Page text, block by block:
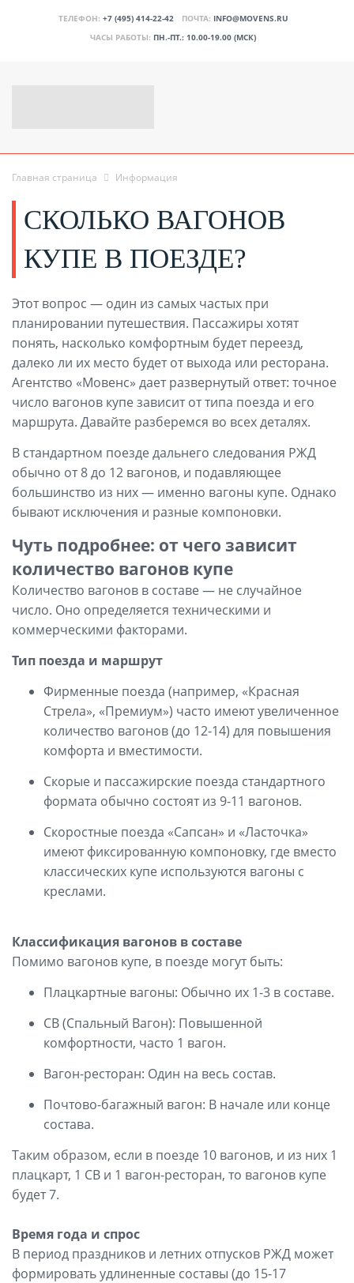
ТЕЛЕФОН: +7 (495) 414-22-42 ПОЧТА: INFO@MOVENS.RU
ЧАСЫ РАБОТЫ: ПН.-ПТ.: 10.00-19.00 (МСК)
Главная страница Информация
СКОЛЬКО ВАГОНОВ
КУПЕ В ПОЕЗДЕ?
Этот вопрос — один из самых частых при
планировании путешествия. Пассажиры хотят
понять, насколько комфортным будет переезд,
далеко ли их место будет от выхода или ресторана.
Агентство «Мовенс» дает развернутый ответ: точное
число вагонов купе зависит от типа поезда и его
маршрута. Давайте разберемся во всех деталях.
В стандартном поезде дальнего следования РЖД
обычно от 8 до 12 вагонов, и подавляющее
большинство из них — именно вагоны купе. Однако
бывают исключения и разные компоновки.
Чуть подробнее: от чего зависит
количество вагонов купе
Количество вагонов в составе — не случайное
число. Оно определяется техническими и
коммерческими факторами.
Тип поезда и маршрут
Фирменные поезда (например, «Красная
Стрела», «Премиум») часто имеют увеличенное
количество вагонов (до 12-14) для повышения
комфорта и вместимости.
Скорые и пассажирские поезда стандартного
формата обычно состоят из 9-11 вагонов.
Скоростные поезда «Сапсан» и «Ласточка»
имеют фиксированную компоновку, где вместо
классических купе используются вагоны с
креслами.
Классификация вагонов в составе
Помимо вагонов купе, в поезде могут быть:
Плацкартные вагоны: Обычно их 1-3 в составе.
СВ (Спальный Вагон): Повышенной
комфортности, часто 1 вагон.
Вагон-ресторан: Один на весь состав.
Почтово-багажный вагон: В начале или конце
состава.
Таким образом, если в поезде 10 вагонов, и из них 1
плацкарт, 1 СВ и 1 вагон-ресторан, то вагонов купе
будет 7.
Время года и спрос
В период праздников и летних отпусков РЖД может
формировать удлиненные составы (до 15-17